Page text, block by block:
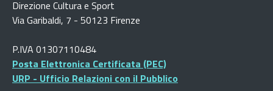
Direzione Cultura e Sport
Via Garibaldi, 7 - 50123 Firenze
P.IVA 01307110484
Posta Elettronica Certificata (PEC)
URP - Ufficio Relazioni con il Pubblico